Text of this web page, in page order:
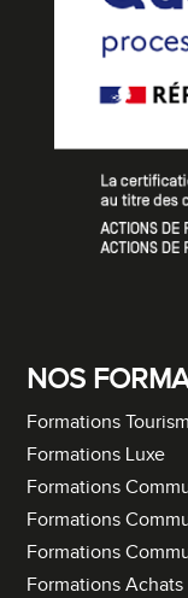
NOS
Formations
Formations Luxe
Formations
Formations
Formations
Formations Achats